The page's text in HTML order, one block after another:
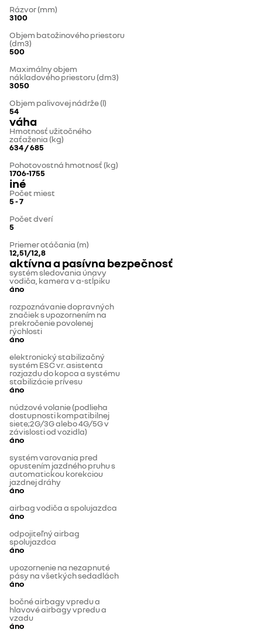
Rázvor (mm)
3100
Objem batožinového priestoru
(dm3)
500
Maximálny objem
nákladového priestoru (dm3)
3050
Objem palivovej nádrže (l)
54
váha
Hmotnosť užitočného
zaťaženia (kg)
634 / 685
Pohotovostná hmotnosť (kg)
1706-1755
iné
Počet miest
5 - 7
Počet dverí
5
Priemer otáčania (m)
12,51/12,8
aktívna a pasívna bezpečnosť
systém sledovania únavy
vodiča, kamera v a-stĺpiku
áno
rozpoznávanie dopravných
značiek s upozornením na
prekročenie povolenej
rýchlosti
áno
elektronický stabilizačný
systém ESC vr. asistenta
rozjazdu do kopca a systému
stabilizácie prívesu
áno
núdzové volanie (podlieha
dostupnosti kompatibilnej
siete;2G/3G alebo 4G/5G v
závislosti od vozidla)
áno
systém varovania pred
opustením jazdného pruhu s
automatickou korekciou
jazdnej dráhy
áno
airbag vodiča a spolujazdca
áno
odpojiteľný airbag
spolujazdca
áno
upozornenie na nezapnuté
pásy na všetkých sedadlách
áno
bočné airbagy vpredu a
hlavové airbagy vpredu a
vzadu
áno